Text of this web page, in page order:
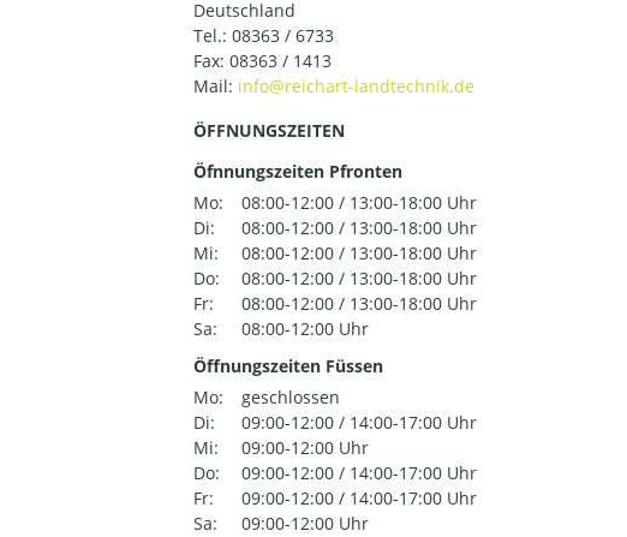
Deutschland
Tel.: 08363 / 6733
Fax: 08363 / 1413
Mail:
ÖFFNUNGSZEITEN
Öfnnungszeiten Pfronten
Mo:
08:00-12:00 / 13:00-18:00 Uhr
Di:
08:00-12:00 / 13:00-18:00 Uhr
Mi:
08:00-12:00 / 13:00-18:00 Uhr
Do:
08:00-12:00 / 13:00-18:00 Uhr
Fr:
08:00-12:00 / 13:00-18:00 Uhr
Sa:
08:00-12:00 Uhr
Öffnungszeiten Füssen
Mo:
geschlossen
Di:
09:00-12:00 / 14:00-17:00 Uhr
Mi:
09:00-12:00 Uhr
Do:
09:00-12:00 / 14:00-17:00 Uhr
Fr:
09:00-12:00 / 14:00-17:00 Uhr
Sa:
09:00-12:00 Uhr